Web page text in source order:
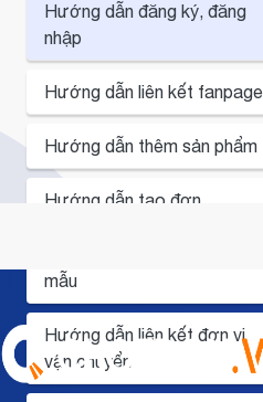
Hướng dẫn đăng ký, đăng
nhập
Hướng dẫn liên kết fanpage
Hướng dẫn thêm sản phẩm
Hướng dẫn tạo đơn
mẫu
Hướng dẫn liên kết đơn vị
vận chuyển